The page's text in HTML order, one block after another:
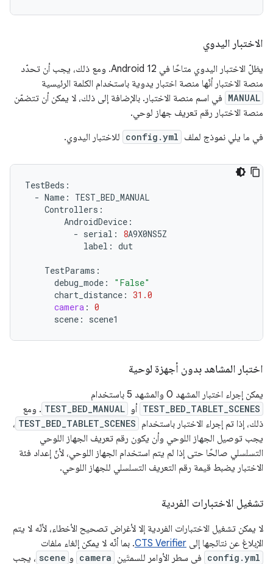
الاختبار اليدوي
يظلّ الاختبار اليدوي متاحًا في Android 12. ومع ذلك، يجب أن تحدّد
منصة الاختبار أنّها منصة اختبار يدوية باستخدام الكلمة الرئيسية
MANUAL في اسم منصة الاختبار. بالإضافة إلى ذلك، لا يمكن أن تتضمّن
منصة الاختبار رقم تعريف جهاز لوحي.
في ما يلي نموذج لملف config.yml للاختبار اليدوي.
TestBeds :
- Name :
TEST_BED_MANUAL
Controllers :
AndroidDevice :
- serial : 8A9X0NS5Z
label : dut
TestParams :
debug_mode :
"False"
chart_distance : 31.0
camera : 0
scene : scene1
اختبار المشاهد بدون أجهزة لوحية
يمكن إجراء اختبار المشهد 0 والمشهد 5 باستخدام
TEST_BED_TABLET_SCENES أو TEST_BED_MANUAL . ومع
ذلك، إذا تم إجراء الاختبار باستخدام TEST_BED_TABLET_SCENES ،
يجب توصيل الجهاز اللوحي وأن يكون رقم تعريف الجهاز اللوحي
التسلسلي صالحًا حتى إذا لم يتم استخدام الجهاز اللوحي، لأنّ إعداد فئة
الاختبار يضبط قيمة رقم التعريف التسلسلي للجهاز اللوحي.
تشغيل الاختبارات الفردية
لا يمكن تشغيل الاختبارات الفردية إلا لأغراض تصحيح الأخطاء، لأنّه لا يتم
الإبلاغ عن نتائجها إلى CTS Verifier. بما أنّه لا يمكن إلغاء ملفات
config.yml في سطر الأوامر للسمتَين camera و scene ، يجب